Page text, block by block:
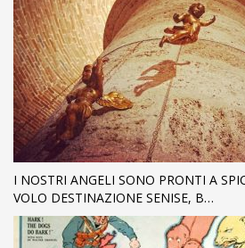
I NOSTRI ANGELI SONO PRONTI A
VOLO DESTINAZIONE SENISE, B…